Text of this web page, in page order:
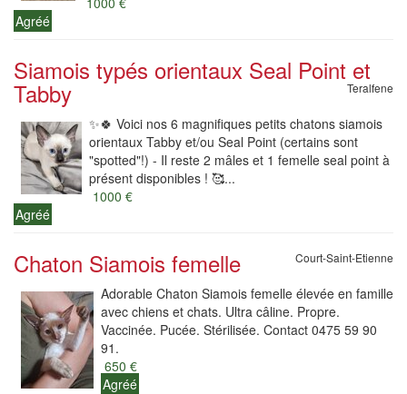
Agréé
Siamois typés orientaux Seal Point et
Tabby Teralfene
✨🍀 Voici nos 6 magnifiques petits chatons siamois
orientaux Tabby et/ou Seal Point (certains sont
"spotted"!) - Il reste 2 mâles et 1 femelle seal point à
présent disponibles ! 🥰...
1000 €
Agréé
Chaton Siamois femelle Court-Saint-Etienne
Adorable Chaton Siamois femelle élevée en famille
avec chiens et chats. Ultra câline. Propre.
Vaccinée. Pucée. Stérilisée. Contact 0475 59 90
91.
650 €
Agréé